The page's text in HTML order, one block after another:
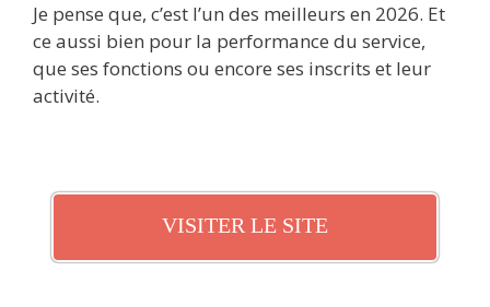
Je pense que, c’est l’un des meilleurs en 2026. Et
ce aussi bien pour la performance du service,
que ses fonctions ou encore ses inscrits et leur
activité.
VISITER LE SITE